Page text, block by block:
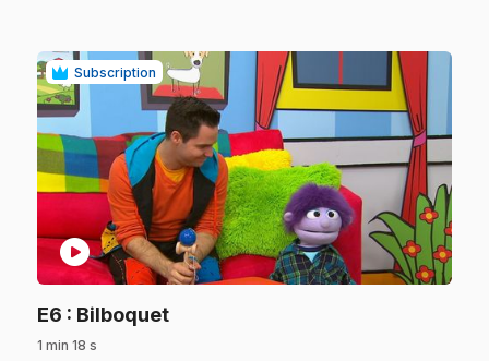
Subscription
play_circle
E6 : Bilboquet.
1 min 18 s